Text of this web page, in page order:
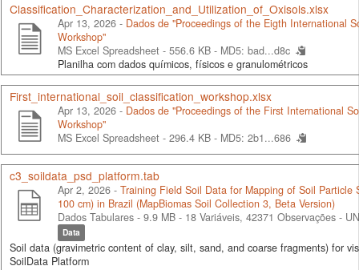
Classification_Characterization_and_Utilization_of_Oxisols.xlsx
Apr 13, 2026 - Dados de "Proceedings of the Eigth International
Workshop"
MS Excel Spreadsheet - 556.6 KB - MD5: bad...d8c
Planilha com dados químicos, físicos e granulométricos
First_international_soil_classification_workshop.xlsx
Apr 13, 2026 - Dados de "Proceedings of the First International
Workshop"
MS Excel Spreadsheet - 296.4 KB - MD5: 2b1...686
c3_soildata_psd_platform.tab
Apr 2, 2026 - Training Field Soil Data for Mapping of Soil Particle
100 cm) in Brazil (MapBiomas Soil Collection 3, Beta Version)
Dados Tabulares - 9.9 MB - 18 Variáveis, 42371 Observações -
Data
Soil data (gravimetric content of clay, silt, sand, and coarse fragments) for
SoilData Platform